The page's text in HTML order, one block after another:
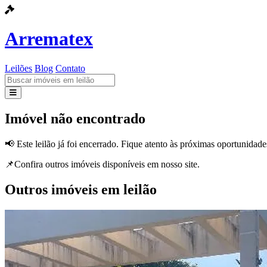
Arrematex
Leilões Blog Contato
Leilões
Contato
Imóvel não encontrado
📢 Este leilão já foi encerrado. Fique atento às próximas
📌Confira outros imóveis disponíveis em nosso site.
Outros imóveis em leilão